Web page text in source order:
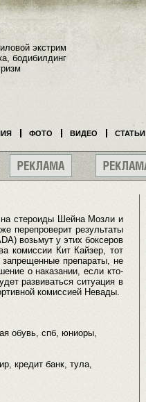
на стероиды Шейна Мозли и
перепроверит результаты
возьмут у этих боксеров
комиссии Кит Кайзер, тот
препараты, не
о наказании, если кто-
развиваться ситуация в
комиссией Невады.
обувь, спб, юниоры,
кредит банк, тула,
экстрим
бодибилдинг
ФОТО ВИДЕО СТАТЬИ